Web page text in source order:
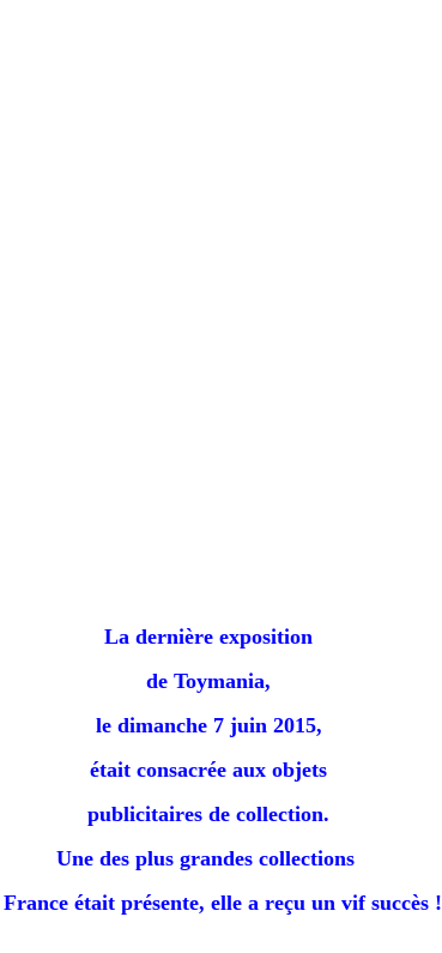
La dernière exposition
de Toymania,
le dimanche 7 juin 2015,
était consacrée aux objets
publicitaires de collection.
Une des plus grandes collections
France était présente, elle a reçu un vif succès !